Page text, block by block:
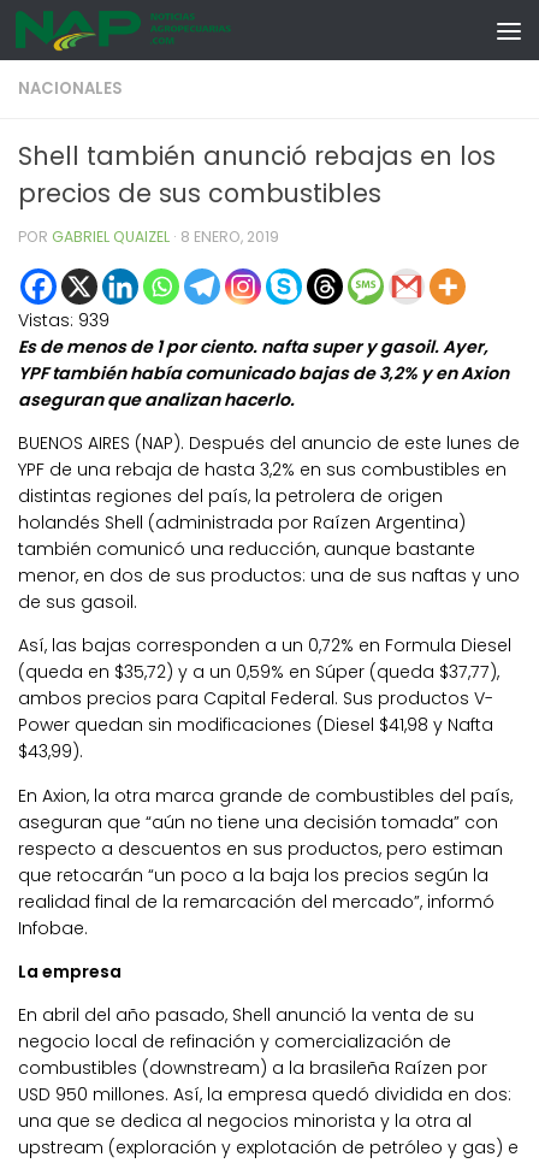
Skip to content
NACIONALES
Shell también anunció rebajas en los
precios de sus combustibles
POR GABRIEL QUAIZEL · 8 ENERO, 2019
Vistas: 939
Es de menos de 1 por ciento. nafta super y gasoil. Ayer,
YPF también había comunicado bajas de 3,2% y en Axion
aseguran que analizan hacerlo.
BUENOS AIRES (NAP). Después del anuncio de este lunes de
YPF de una rebaja de hasta 3,2% en sus combustibles en
distintas regiones del país, la petrolera de origen
holandés Shell (administrada por Raízen Argentina)
también comunicó una reducción, aunque bastante
menor, en dos de sus productos: una de sus naftas y uno
de sus gasoil.
Así, las bajas corresponden a un 0,72% en Formula Diesel
(queda en $35,72) y a un 0,59% en Súper (queda $37,77),
ambos precios para Capital Federal. Sus productos V-
Power quedan sin modificaciones (Diesel $41,98 y Nafta
$43,99).
En Axion, la otra marca grande de combustibles del país,
aseguran que “aún no tiene una decisión tomada” con
respecto a descuentos en sus productos, pero estiman
que retocarán “un poco a la baja los precios según la
realidad final de la remarcación del mercado”, informó
Infobae.
La empresa
En abril del año pasado, Shell anunció la venta de su
negocio local de refinación y comercialización de
combustibles (downstream) a la brasileña Raízen por
USD 950 millones. Así, la empresa quedó dividida en dos:
una que se dedica al negocios minorista y la otra al
upstream (exploración y explotación de petróleo y gas) e